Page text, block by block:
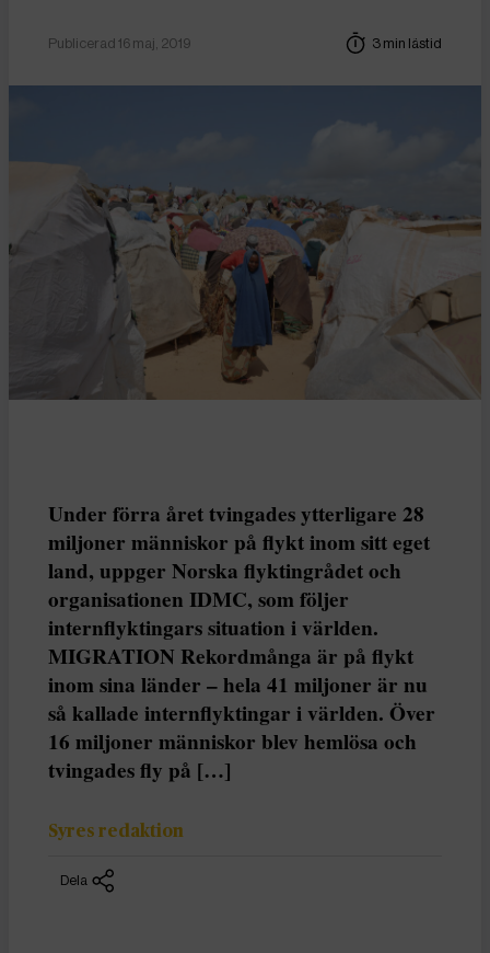
Publicerad 16 maj, 2019 3 min lästid
Under förra året tvingades ytterligare 28
miljoner människor på flykt inom sitt eget
land, uppger Norska flyktingrådet och
organisationen IDMC, som följer
internflyktingars situation i världen.
MIGRATION Rekordmånga är på flykt
inom sina länder – hela 41 miljoner är nu
så kallade internflyktingar i världen. Över
16 miljoner människor blev hemlösa och
tvingades fly på […]
Syres redaktion
Dela